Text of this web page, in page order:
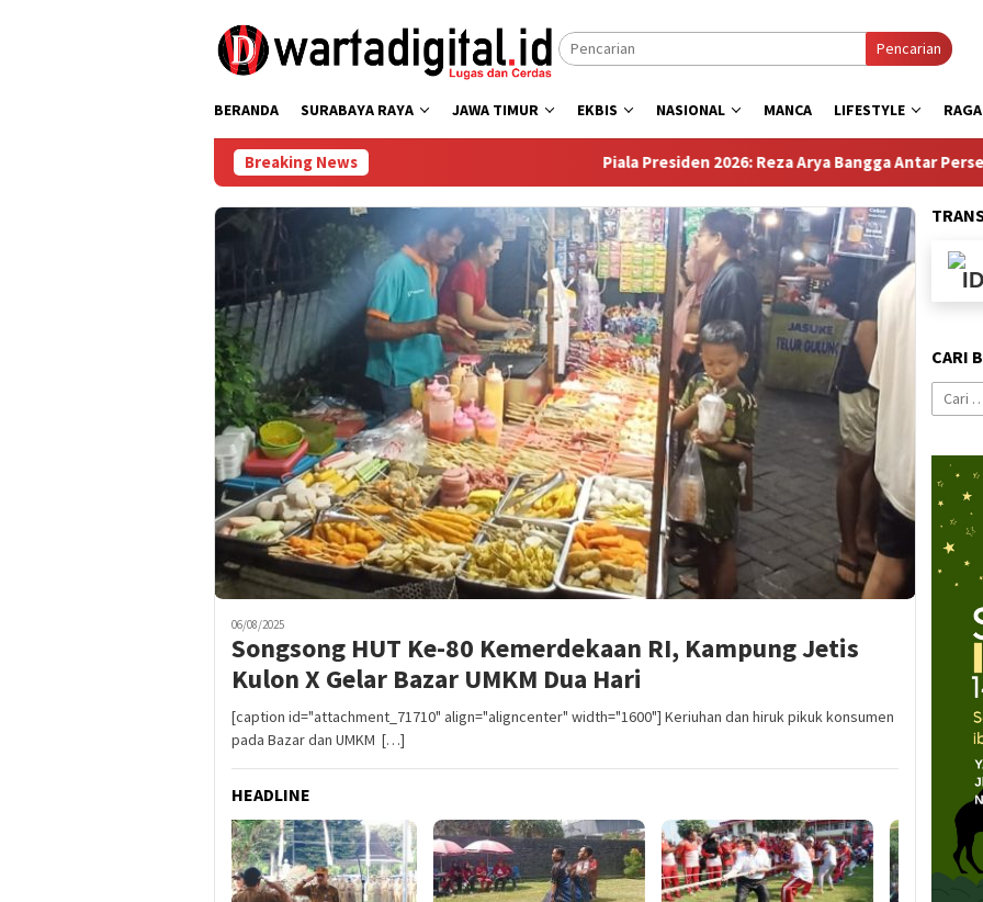
Pencarian
BERANDA SURABAYA RAYA JAWA TIMUR EKBIS NASIONAL MANCA LIFESTYLE
Breaking News Piala Presiden 2026: Reza Arya Bangga Antar Persebaya Juara
06/08/2025
Songsong HUT Ke-80 Kemerdekaan RI, Kampung Jetis
Kulon X Gelar Bazar UMKM Dua Hari
[caption id="attachment_71710" align="aligncenter" width="1600"] Keriuhan dan hiruk pikuk konsumen
pada Bazar dan UMKM […]
HEADLINE
CARI
Cari
untuk: